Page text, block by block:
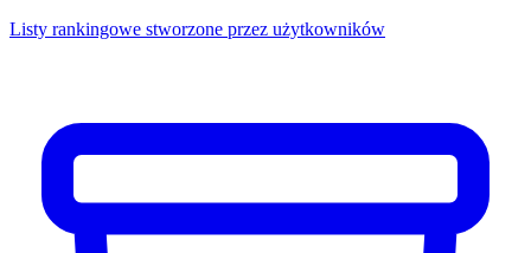
Listy rankingowe stworzone przez użytkowników